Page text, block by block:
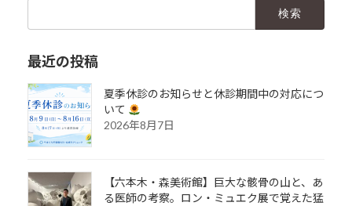
最近の投稿
夏季休診のお知らせと休診期間中の対応につ
いて
2026年8月7日
【六本木・森美術館】巨大な骸骨の山と、あ
る医師の考察。ロン・ミュエク展で覚えた猛